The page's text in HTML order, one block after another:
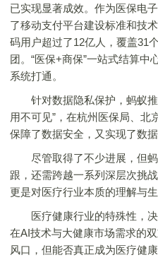
已实现显著成效。作为医保电
了移动支付平台建设标准和技
码用户超过了12亿人，覆盖31
团。“医保+商保”一站式结算中
系统打通。
针对数据隐私保护，蚂蚁推
用不可见”，在杭州医保局、
保障了数据安全，又实现了数据
尽管取得了不少进展，但蚂
跟，还需跨越一系列深层次挑
更是对医疗行业本质的理解与生
医疗健康行业的特殊性，决
在AI技术与大健康市场需求的
风口，但能否真正成为医疗健